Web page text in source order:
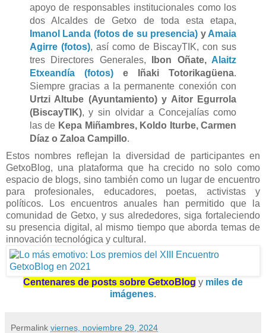
apoyo de responsables institucionales como los
dos Alcaldes de Getxo de toda esta etapa,
Imanol Landa (fotos de su presencia) y Amaia
Agirre (fotos), así como de BiscayTIK, con sus
tres Directores Generales,
Ibon Oñate, Alaitz
Etxeandía (fotos) e Iñaki Totorikagüena.
Siempre gracias a la permanente conexión con
Urtzi Altube (Ayuntamiento) y Aitor Egurrola
(BiscayTIK), y sin olvidar a Concejalías como
las de Kepa Miñambres, Koldo Iturbe, Carmen
Díaz o Zaloa Campillo.
Estos nombres reflejan la diversidad de participantes en
GetxoBlog, una plataforma que ha crecido no solo como
espacio de blogs, sino también como un lugar de encuentro
para profesionales, educadores, poetas, activistas y
políticos. Los encuentros anuales han permitido que la
comunidad de Getxo, y sus alrededores, siga fortaleciendo
su presencia digital, al mismo tiempo que aborda temas de
innovación tecnológica y cultural.
Centenares de posts sobre GetxoBlog y miles de
imágenes.
Permalink viernes, noviembre 29, 2024